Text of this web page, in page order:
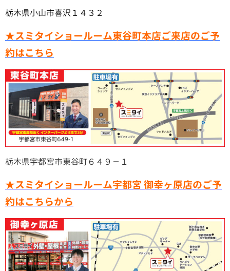
栃木県小山市喜沢１４３２
★スミタイショールーム東谷町本店ご来店のご予
約はこちら
栃木県宇都宮市東谷町６４９－１
★スミタイショールーム宇都宮 御幸ヶ原店のご予
約はこちらから